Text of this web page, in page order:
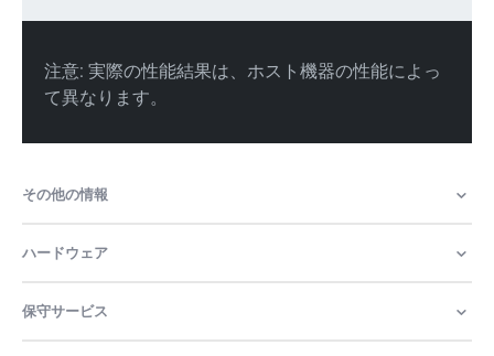
その他の情報
ハードウェア
保守サービス